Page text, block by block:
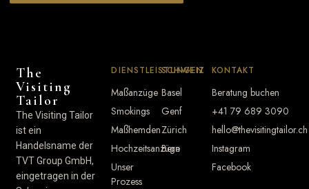
The
Visiting
Tailor
The Visiting Tailor
ist ein
Handelsname der
TVT Group GmbH,
eingetragen in der
DIENSTLEISTUNGEN
Maßanzüge
Smokings
Maßhemden
Hochzeitsanzüge
Unser
Prozess
SCHWEIZ
Basel
Genf
Zürich
Bern
KONTAKT
Beratung buchen
+41 79 689 3090
hello@thevisitingtailor.ch
Instagram
Facebook